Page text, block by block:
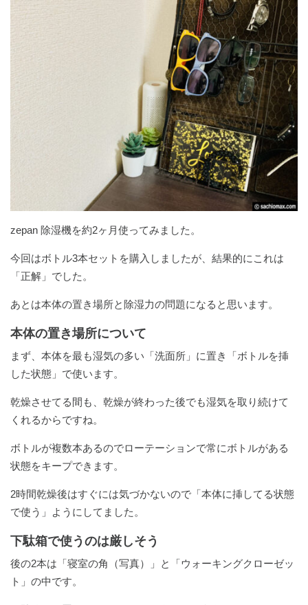
zepan 除湿機を約2ヶ月使ってみました。
今回はボトル3本セットを購入しましたが、結果的にこれは
「正解」でした。
あとは本体の置き場所と除湿力の問題になると思います。
本体の置き場所について
まず、本体を最も湿気の多い「洗面所」に置き「ボトルを挿
した状態」で使います。
乾燥させてる間も、乾燥が終わった後でも湿気を取り続けて
くれるからですね。
ボトルが複数本あるのでローテーションで常にボトルがある
状態をキープできます。
2時間乾燥後はすぐには気づかないので「本体に挿してる状態
で使う」ようにしてました。
下駄箱で使うのは厳しそう
後の2本は「寝室の角（写真）」と「ウォーキングクローゼッ
ト」の中です。